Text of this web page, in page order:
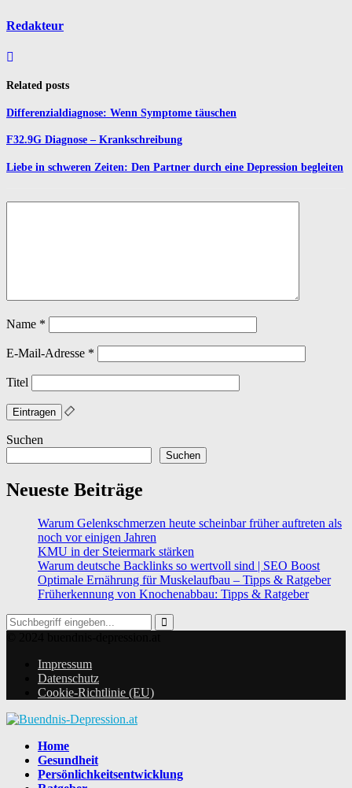
Redakteur
Related posts
Differenzialdiagnose: Wenn Symptome täuschen
F32.9G Diagnose – Krankschreibung
Liebe in schweren Zeiten: Den Partner durch eine Depression begleiten
Name *
E-Mail-Adresse *
Titel
Suchen
Suchen
Neueste Beiträge
Warum Gelenkschmerzen heute scheinbar früher auftreten als
noch vor einigen Jahren
KMU in der Steiermark stärken
Warum deutsche Backlinks so wertvoll sind | SEO Boost
Optimale Ernährung für Muskelaufbau – Tipps & Ratgeber
Früherkennung von Knochenabbau: Tipps & Ratgeber
Search
for:
Search
Impressum
Datenschutz
Cookie-Richtlinie (EU)
Home
Gesundheit
Persönlichkeitsentwicklung